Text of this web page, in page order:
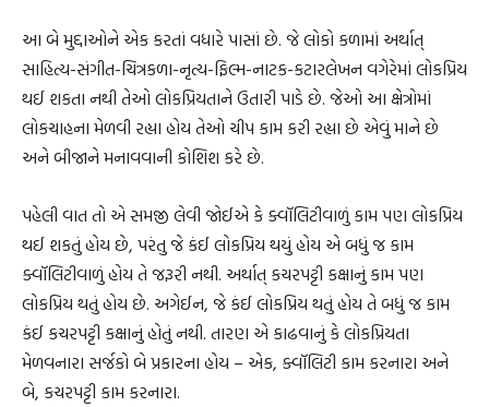
આ બે મુદ્દાઓને એક કરતાં વધારે પાસાં છે. જે લોકો કળામાં અર્થાત્
સાહિત્ય-સંગીત-ચિત્રકળા-નૃત્ય-ફિલ્મ-નાટક-કટારલેખન વગેરેમાં લોકપ્રિય
થઈ શકતા નથી તેઓ લોકપ્રિયતાને ઉતારી પાડે છે. જેઓ આ ક્ષેત્રોમાં
લોકચાહના મેળવી રહ્યા હોય તેઓ ચીપ કામ કરી રહ્યા છે એવું માને છે
અને બીજાને મનાવવાની કોશિશ કરે છે.
પહેલી વાત તો એ સમજી લેવી જોઈએ કે ક્વૉલિટીવાળું કામ પણ લોકપ્રિય
થઈ શકતું હોય છે, પરંતુ જે કંઈ લોકપ્રિય થયું હોય એ બધું જ કામ
ક્વૉલિટીવાળું હોય તે જરૂરી નથી. અર્થાત્ કચરપટ્ટી કક્ષાનું કામ પણ
લોકપ્રિય થતું હોય છે. અગેઈન, જે કંઈ લોકપ્રિય થતું હોય તે બધું જ કામ
કંઈ કચરપટ્ટી કક્ષાનું હોતું નથી. તારણ એ કાઢવાનું કે લોકપ્રિયતા
મેળવનારા સર્જકો બે પ્રકારના હોય – એક, ક્વૉલિટી કામ કરનારા અને
બે, કચરપટ્ટી કામ કરનારા.